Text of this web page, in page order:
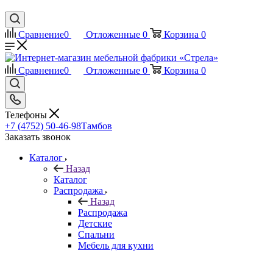
Сравнение0 Отложенные 0 Корзина 0
Сравнение0 Отложенные 0 Корзина 0
Телефоны
+7 (4752) 50-46-98Тамбов
Заказать звонок
Каталог
Назад
Каталог
Распродажа
Назад
Распродажа
Детские
Спальни
Мебель для кухни